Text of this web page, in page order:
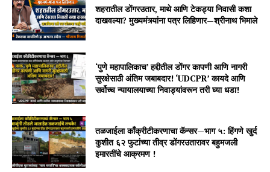
शहरातील डोंगरउतार, माथे आणि टेकड्या निवासी कशा
दाखवल्या? मुख्यमंत्र्यांना पत्र लिहिणार—श्रीनाथ भिमाले
‘पुणे महापालिकाच’ हद्दीतील डोंगर कापणी आणि नागरी
सुरक्षेसाठी अंतिम जबाबदार! ‘UDCPR’ कायदे आणि
सर्वोच्च न्यायालयाच्या निवाड्यांवरून तरी घ्या धडा!
तळजाईला काँक्रीटीकरणाचा कॅन्सर—भाग ५: हिंगणे खुर्द
कुशीत ६२ फुटांच्या तीव्र डोंगरउतारावर बहुमजली
इमारतींचे आक्रमण !